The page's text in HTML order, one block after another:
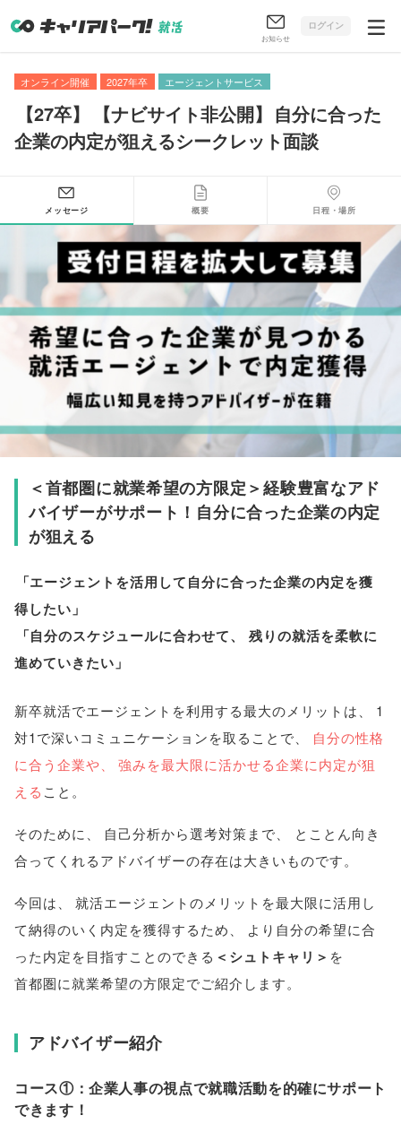
お知らせ
ログイン
オンライン開催 2027年卒 エージェントサービス
【27卒】 【ナビサイト非公開】 自分に合った
企業の内定が狙えるシークレット面談
メッセージ 概要 日程・場所
＜首都圏に就業希望の方限定＞経験豊富なアド
バイザーがサポート！自分に合った企業の内定
が狙える
「エージェントを活用して自分に合った企業の内定を獲
得したい 」
「自分のスケジュールに合わせて、
残りの就活を柔軟に
進めていきたい 」
新卒就活でエージェントを利用する最大のメリットは、
1
対1で深いコミュニケーションを取ることで、
自分の性格
に合う企業や、
強みを最大限に活かせる企業に内定が狙
える こと 。
そのために、 自己分析から選考対策まで、
とことん向き
合ってくれるアドバイザーの存在は大きいものです。
今回は、
就活エージェントのメリットを最大限に活用し
て納得のいく内定を獲得するため、
より自分の希望に合
った内定を目指すことのできる ＜シュトキャリ＞ を
首都圏に就業希望の方限定でご紹介します。
アドバイザー紹介
コース①：企業人事の視点で就職活動を的確にサポート
できます！